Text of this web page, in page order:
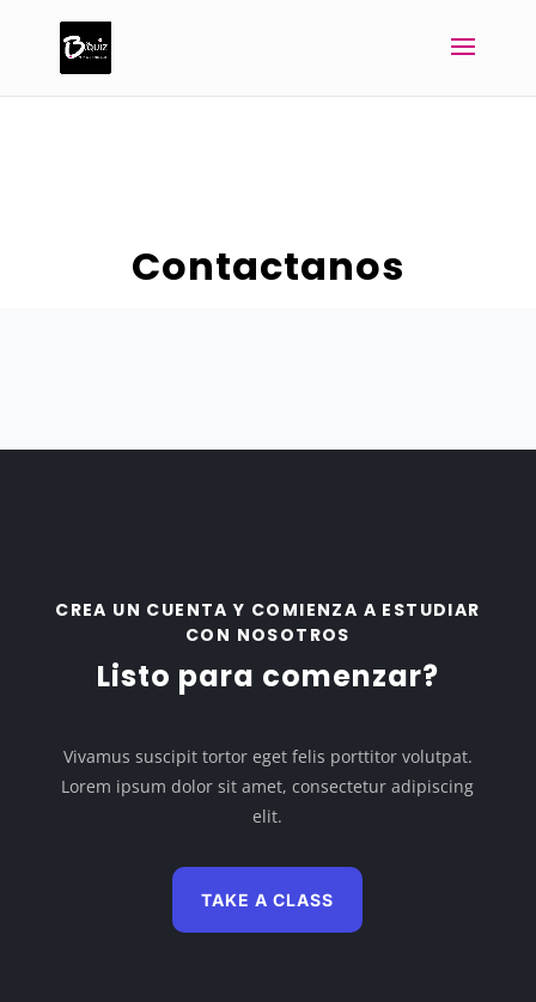
Contactanos
CREA UN CUENTA Y COMIENZA A ESTUDIAR
CON NOSOTROS
Listo para comenzar?
Vivamus suscipit tortor eget felis porttitor volutpat.
Lorem ipsum dolor sit amet, consectetur adipiscing
elit.
TAKE A CLASS